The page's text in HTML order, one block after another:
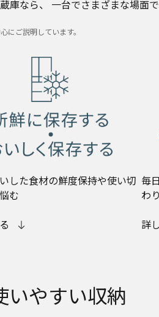
庫なら、 一台でさまざまな場面で
にご説明しています。
した食材の鮮度保持や使い切
む
毎
わ
詳
いやすい収納